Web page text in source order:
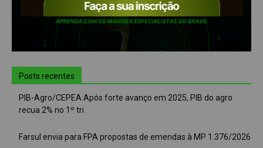
Posts recentes
PIB-Agro/CEPEA:Após forte avanço em 2025, PIB do agro
recua 2% no 1º tri
Farsul envia para FPA propostas de emendas à MP 1.376/2026